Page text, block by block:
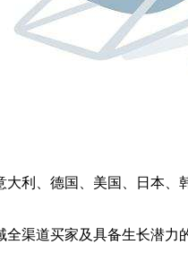
利、德国、美国、日本、
渠道买家及具备生长潜力